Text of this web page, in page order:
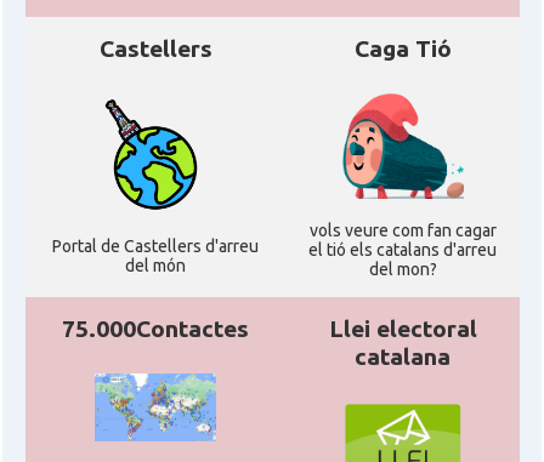
Castellers
Portal de Castellers d'arreu
del món
Caga Tió
vols veure com fan cagar
el tió els catalans d'arreu
del mon?
75.000Contactes
Llei electoral
catalana